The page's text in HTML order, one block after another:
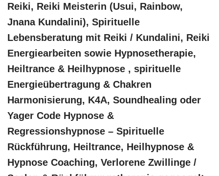
Reiki, Reiki Meisterin (Usui, Rainbow,
Jnana Kundalini), Spirituelle
Lebensberatung mit Reiki / Kundalini, Reiki
Energiearbeiten sowie Hypnosetherapie,
Heiltrance & Heilhypnose , spirituelle
Energieübertragung & Chakren
Harmonisierung, K4A, Soundhealing oder
Yager Code Hypnose &
Regressionshypnose – Spirituelle
Rückführung, Heiltrance, Heilhypnose &
Hypnose Coaching, Verlorene Zwillinge /